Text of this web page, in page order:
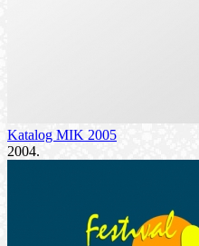
Katalog MIK 2005
2004.